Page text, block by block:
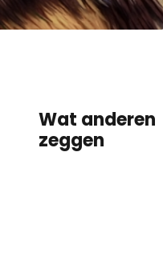
Wat anderen
zeggen